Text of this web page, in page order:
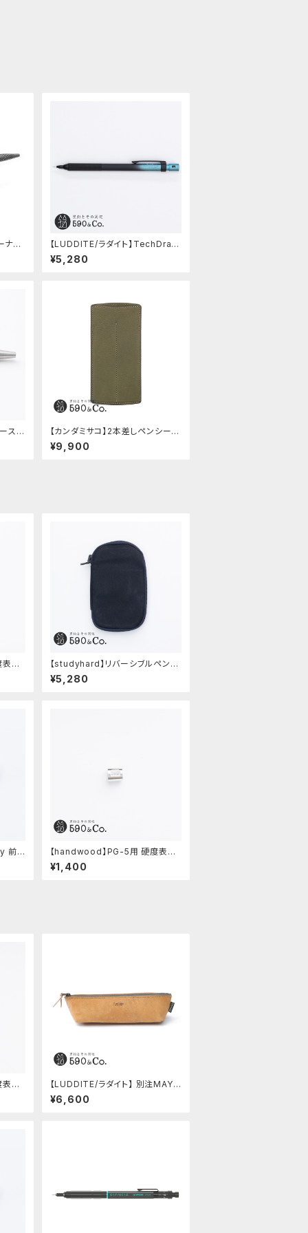
】S
【LUDDITE/ラダイト】TechDraw
2 グラデーションモデル (LDB-MP
2GB1-05)
¥5,280
ス・
(ス
【カンダミサコ】2本差しペンシー
ス・ミネルバボックス (オリーバ)
¥9,900
示
【studyhard】リバーシブルペンケ
ース (ブラック)
¥5,280
前
【handwood】PG-5用 硬度表示
窓 (アルミ/長方形)
¥1,400
示
【LUDDITE/ラダイト】 別注MAYA
レザーボートペンケース (コニャッ
ク)
¥6,600